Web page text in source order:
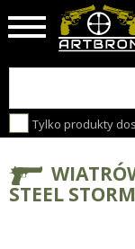
Tylko produkty
STEEL